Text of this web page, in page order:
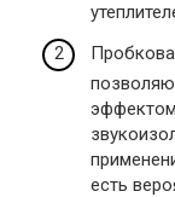
есть